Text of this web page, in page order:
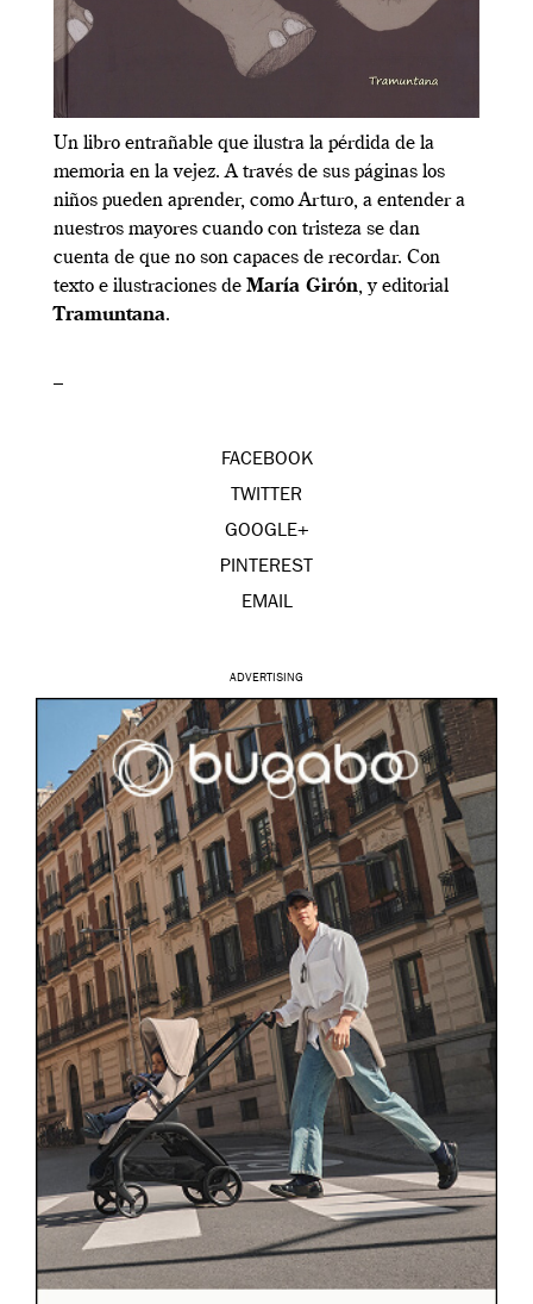
Un libro entrañable que ilustra la pérdida de la
memoria en la vejez. A través de sus páginas los
niños pueden aprender, como Arturo, a entender a
nuestros mayores cuando con tristeza se dan
cuenta de que no son capaces de recordar. Con
texto e ilustraciones de María Girón, y editorial
Tramuntana.
–
FACEBOOK
TWITTER
GOOGLE+
PINTEREST
EMAIL
ADVERTISING